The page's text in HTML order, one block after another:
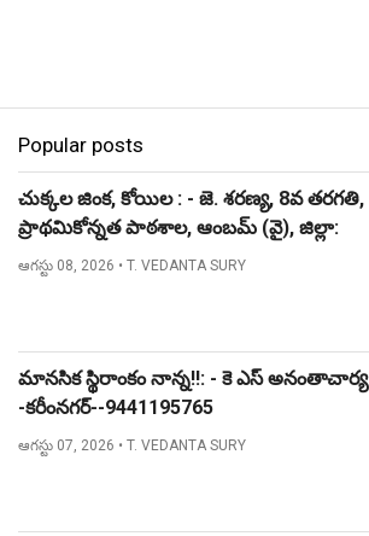
Popular posts
చుక్కల జింక, కోయిల : - జె. శరణ్య, 8వ తరగతి,
ప్రాథమికోన్నత పాఠశాల, ఆంబమ్ (వై), జిల్లా:
నిజామాబాద్.
ఆగస్టు 08, 2026 • T. VEDANTA SURY
మానసిక స్థిరాంకం నాన్న!!: - కె ఎస్ అనంతాచార్య
-కరీంనగర్--9441195765
ఆగస్టు 07, 2026 • T. VEDANTA SURY